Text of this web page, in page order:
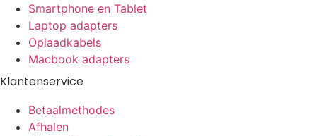
Smartphone en Tablet
Laptop adapters
Oplaadkabels
Macbook adapters
Klantenservice
Betaalmethodes
Afhalen